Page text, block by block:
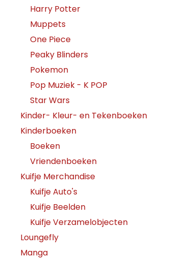
Harry Potter
Muppets
One Piece
Peaky Blinders
Pokemon
Pop Muziek - K POP
Star Wars
Kinder- Kleur- en Tekenboeken
Kinderboeken
Boeken
Vriendenboeken
Kuifje Merchandise
Kuifje Auto's
Kuifje Beelden
Kuifje Verzamelobjecten
Loungefly
Manga